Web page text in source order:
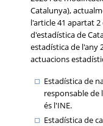
Catalunya),
l'article 41 apartat 2
d'estadística de
estadística de l'any
actuacions
Estadística de
responsable de
és l'INE.
Estadística de